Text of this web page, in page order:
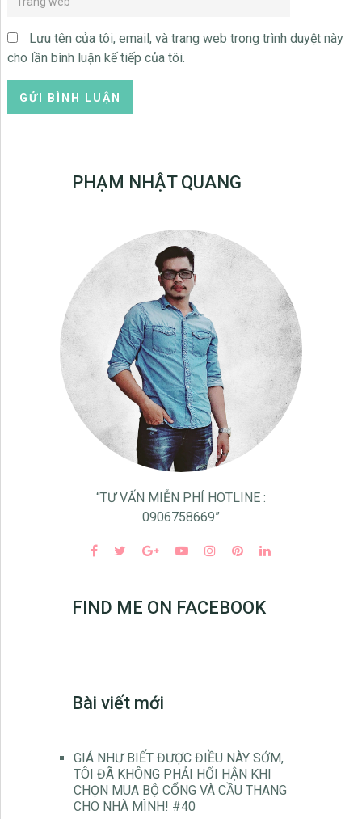
Lưu tên của tôi, email, và trang web trong trình duyệt này
cho lần bình luận kế tiếp của tôi.
PHẠM NHẬT QUANG
“TƯ VẤN MIỄN PHÍ HOTLINE :
0906758669”
FIND ME ON FACEBOOK
Bài viết mới
GIÁ NHƯ BIẾT ĐƯỢC ĐIỀU NÀY SỚM,
TÔI ĐÃ KHÔNG PHẢI HỐI HẬN KHI
CHỌN MUA BỘ CỔNG VÀ CẦU THANG
CHO NHÀ MÌNH! #40